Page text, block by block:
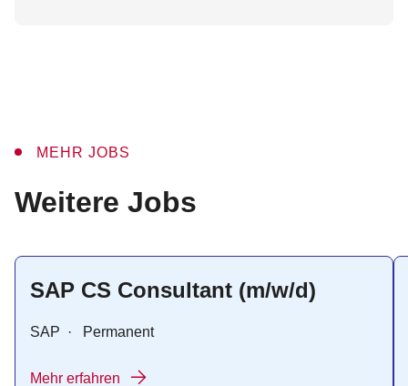
MEHR JOBS
:
Weitere Jobs
SAP CS Consultant (m/w/d)
SAP · Permanent
Mehr erfahren